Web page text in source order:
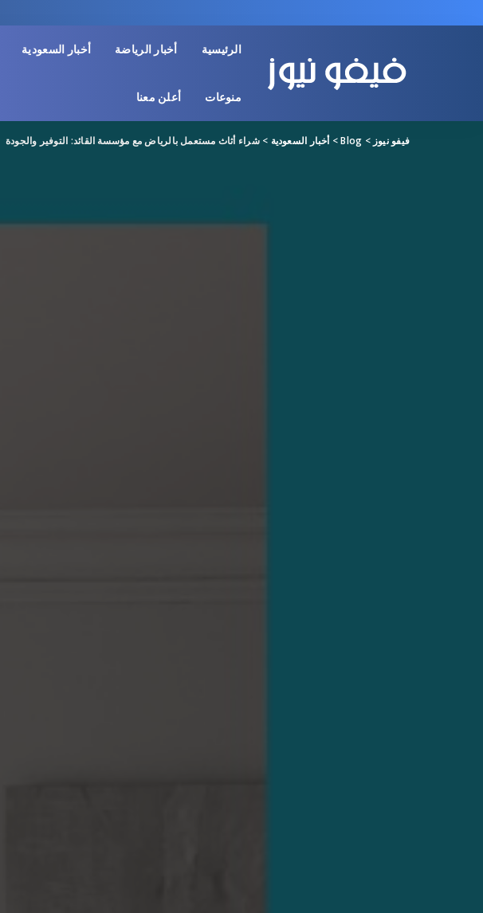
الرئيسية أخبار الرياضة أخبار السعودية
منوعات أعلن معنا
فيفو نيوز >
Blog
> أخبار السعودية >شراء أثاث مستعمل بالرياض مع مؤسسة القائد: التوفير والجودة